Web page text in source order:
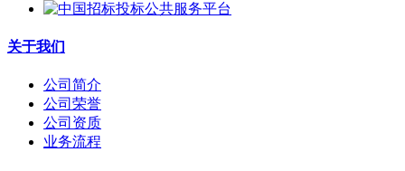
关于我们
公司简介
公司荣誉
公司资质
业务流程